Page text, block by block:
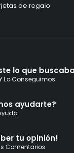
de regalo
lo que
Lo Conseguimos
ayudarte?
tu opinión!
Comentarios